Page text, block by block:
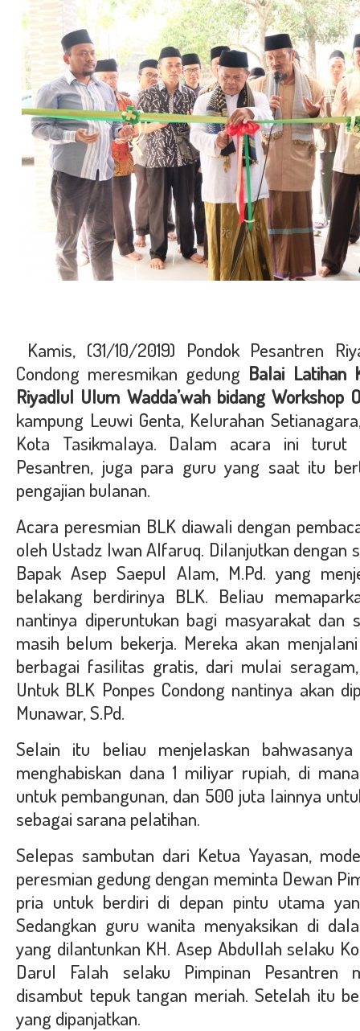
Kamis, (31/10/2019) Pondok Pesantren
Condong meresmikan gedung Balai Latihan
Riyadlul Ulum Wadda’wah bidang Workshop
kampung Leuwi Genta, Kelurahan
Kota Tasikmalaya. Dalam acara ini turut
Pesantren, juga para guru yang saat itu
pengajian bulanan.
Acara peresmian BLK diawali dengan
oleh Ustadz Iwan Alfaruq. Dilanjutkan dengan
Bapak Asep Saepul Alam, M.Pd. yang
belakang berdirinya BLK. Beliau
nantinya diperuntukan bagi masyarakat dan
masih belum bekerja. Mereka akan
berbagai fasilitas gratis, dari mulai
Untuk BLK Ponpes Condong nantinya akan
Munawar, S.Pd.
Selain itu beliau menjelaskan
menghabiskan dana 1 miliyar rupiah, di
untuk pembangunan, dan 500 juta lainnya
sebagai sarana pelatihan.
Selepas sambutan dari Ketua Yayasan,
peresmian gedung dengan meminta Dewan
pria untuk berdiri di depan pintu utama
Sedangkan guru wanita menyaksikan di
yang dilantunkan KH. Asep Abdullah selaku
Darul Falah selaku Pimpinan Pesantren
disambut tepuk tangan meriah. Setelah itu
yang dipanjatkan.